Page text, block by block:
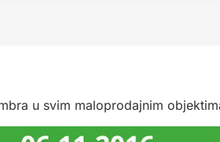
u svim maloprodajnim